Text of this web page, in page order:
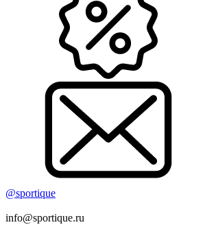
@sportique
info@sportique.ru